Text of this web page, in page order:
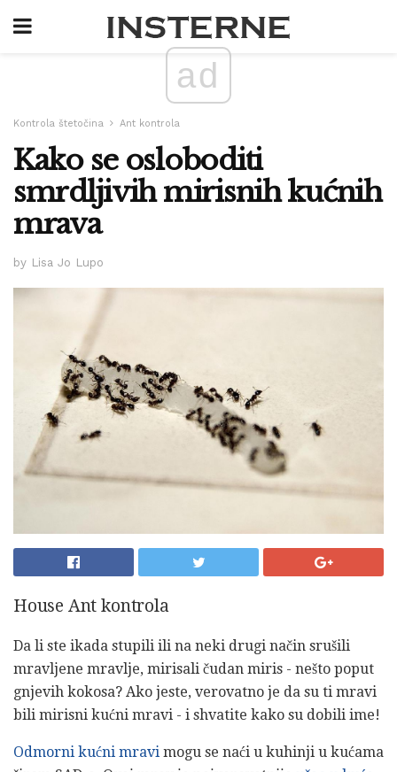
ad
Kontrola štetočina Ant kontrola
Kako se osloboditi
smrdljivih mirisnih kućnih
mrava
by Lisa Jo Lupo
House Ant kontrola
Da li ste ikada stupili ili na neki drugi način srušili
mravljene mravlje, mirisali čudan miris - nešto poput
gnjevih kokosa? Ako jeste, verovatno je da su ti mravi
bili mirisni kućni mravi - i shvatite kako su dobili ime!
Odmorni kućni mravi mogu se naći u kuhinji u kućama